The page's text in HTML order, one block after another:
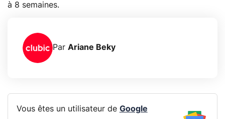
à 8 semaines.
Par Ariane Beky
Vous êtes un utilisateur de Google